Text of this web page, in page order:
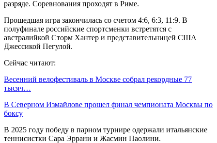
разряде. Соревнования проходят в Риме.
Прошедшая игра закончилась со счетом 4:6, 6:3, 11:9. В
полуфинале российские спортсменки встретятся с
австралийкой Сторм Хантер и представительницей США
Джессикой Пегулой.
Сейчас читают:
Весенний велофестиваль в Москве собрал рекордные 77
тысяч…
В Северном Измайлове прошел финал чемпионата Москвы по
боксу
В 2025 году победу в парном турнире одержали итальянские
теннисистки Сара Эррани и Жасмин Паолини.